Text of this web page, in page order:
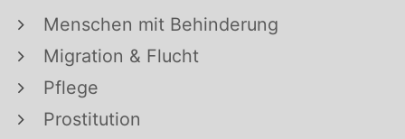
Menschen mit Behinderung
Migration & Flucht
Pflege
Prostitution